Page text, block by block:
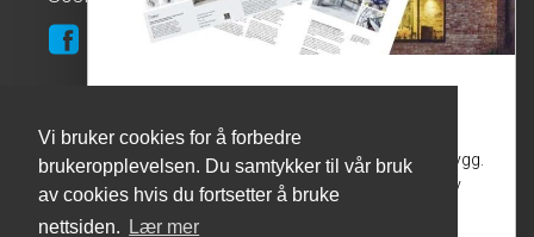
Vi bruker cookies for å forbedre
brukeropplevelsen. Du samtykker til vår bruk
av cookies hvis du fortsetter å bruke
nettsiden.
Lær mer
Copyright © 2026 Kebo Glass AS / Espehaugen 55, 5258 Blomsterdalen
Eldre bygninger må ikke alltid rives. Det finnes
mye potensiale i å oppgradere eksisterende bygg.
Bli kjent med kampanjen "innsikt - en verden av